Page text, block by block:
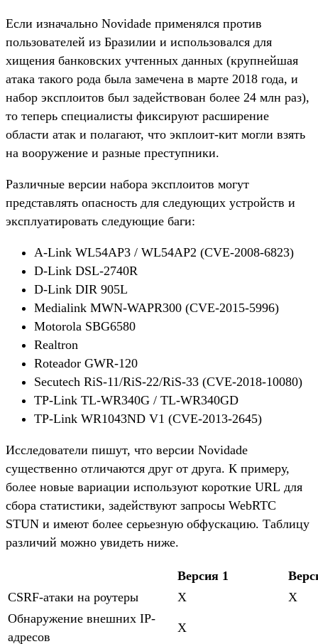
Если изначально Novidade применялся против
пользователей из Бразилии и использовался для
хищения банковских учтенных данных (крупнейшая
атака такого рода была замечена в марте 2018 года, и
набор эксплоитов был задействован более 24 млн раз),
то теперь специалисты фиксируют расширение
области атак и полагают, что экплоит-кит могли взять
на вооружение и разные преступники.
Различные версии набора эксплоитов могут
представлять опасность для следующих устройств и
эксплуатировать следующие баги:
A-Link WL54AP3 / WL54AP2 (CVE-2008-6823)
D-Link DSL-2740R
D-Link DIR 905L
Medialink MWN-WAPR300 (CVE-2015-5996)
Motorola SBG6580
Realtron
Roteador GWR-120
Secutech RiS-11/RiS-22/RiS-33 (CVE-2018-10080)
TP-Link TL-WR340G / TL-WR340GD
TP-Link WR1043ND V1 (CVE-2013-2645)
Исследователи пишут, что версии Novidade
существенно отличаются друг от друга. К примеру,
более новые вариации используют короткие URL для
сбора статистики, задействуют запросы WebRTC
STUN и имеют более серьезную обфускацию. Таблицу
различий можно увидеть ниже.
Версия 1
CSRF-атаки на роутеры
X
X
Обнаружение внешних IP-
адресов
X